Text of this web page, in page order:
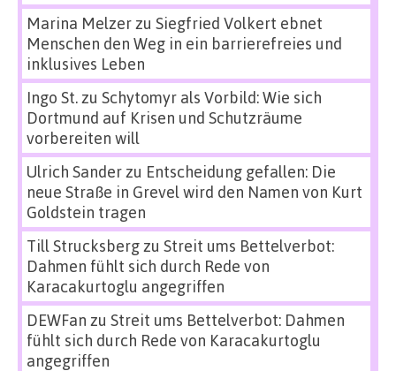
Marina Melzerzu Siegfried Volkert ebnet
Menschen den Weg in ein barrierefreies und
inklusives Leben
Ingo St.zu Schytomyr als Vorbild: Wie sich
Dortmund auf Krisen und Schutzräume
vorbereiten will
Ulrich Sanderzu Entscheidung gefallen: Die
neue Straße in Grevel wird den Namen von Kurt
Goldstein tragen
Till Strucksbergzu Streit ums Bettelverbot:
Dahmen fühlt sich durch Rede von
Karacakurtoglu angegriffen
DEWFan zu Streit ums Bettelverbot: Dahmen
fühlt sich durch Rede von Karacakurtoglu
angegriffen